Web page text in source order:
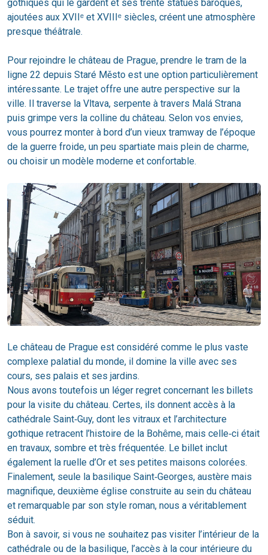
gothiques qui le gardent et ses trente statues baroques,
ajoutées aux XVIIᵉ et XVIIIᵉ siècles, créent une atmosphère
presque théâtrale.
Pour rejoindre le château de Prague, prendre le tram de la
ligne 22 depuis Staré Město est une option particulièrement
intéressante. Le trajet offre une autre perspective sur la
ville. Il traverse la Vltava, serpente à travers Malá Strana
puis grimpe vers la colline du château. Selon vos envies,
vous pourrez monter à bord d’un vieux tramway de l’époque
de la guerre froide, un peu spartiate mais plein de charme,
ou choisir un modèle moderne et confortable.
Le château de Prague est considéré comme le plus vaste
complexe palatial du monde, il domine la ville avec ses
cours, ses palais et ses jardins.
Nous avons toutefois un léger regret concernant les billets
pour la visite du château. Certes, ils donnent accès à la
cathédrale Saint‑Guy, dont les vitraux et l’architecture
gothique retracent l’histoire de la Bohême, mais celle‑ci était
en travaux, sombre et très fréquentée. Le billet inclut
également la ruelle d’Or et ses petites maisons colorées.
Finalement, seule la basilique Saint‑Georges, austère mais
magnifique, deuxième église construite au sein du château
et remarquable par son style roman, nous a véritablement
séduit.
Bon à savoir, si vous ne souhaitez pas visiter l’intérieur de la
cathédrale ou de la basilique, l’accès à la cour intérieure du